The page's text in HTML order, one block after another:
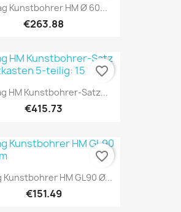
Kunstbohrer HM Ø 60...
€263.88
HM Kunstbohrer-Satz...
€415.73
favorite_border
Kunstbohrer HM GL90 Ø...
€151.49
favorite_border